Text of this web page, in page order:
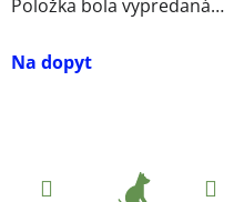
Na dopyt
Položka bola vypredaná…